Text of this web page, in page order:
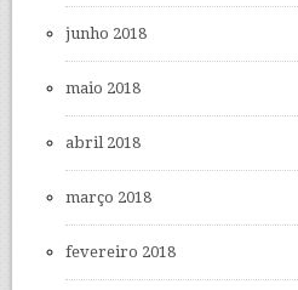
junho 2018
maio 2018
abril 2018
março 2018
fevereiro 2018